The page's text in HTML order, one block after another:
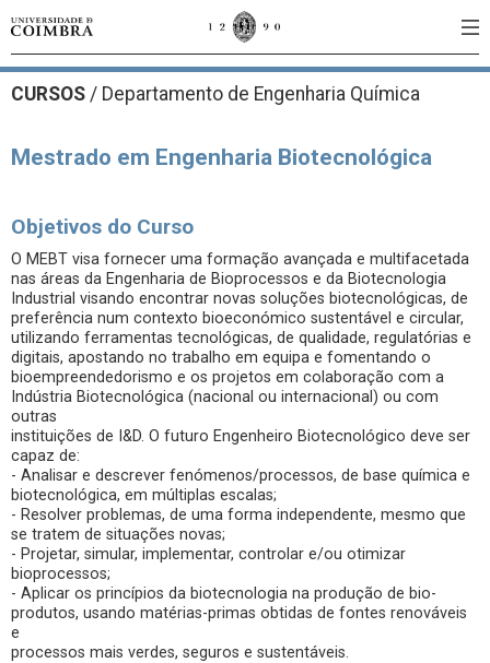
CURSOS / Departamento de Engenharia Química
Mestrado em Engenharia Biotecnológica
Objetivos do Curso
O MEBT visa fornecer uma formação avançada e multifacetada
nas áreas da Engenharia de Bioprocessos e da Biotecnologia
Industrial visando encontrar novas soluções biotecnológicas, de
preferência num contexto bioeconómico sustentável e circular,
utilizando ferramentas tecnológicas, de qualidade, regulatórias e
digitais, apostando no trabalho em equipa e fomentando o
bioempreendedorismo e os projetos em colaboração com a
Indústria Biotecnológica (nacional ou internacional) ou com
outras
instituições de I&D. O futuro Engenheiro Biotecnológico deve ser
capaz de:
- Analisar e descrever fenómenos/processos, de base química e
biotecnológica, em múltiplas escalas;
- Resolver problemas, de uma forma independente, mesmo que
se tratem de situações novas;
- Projetar, simular, implementar, controlar e/ou otimizar
bioprocessos;
- Aplicar os princípios da biotecnologia na produção de bio-
produtos, usando matérias-primas obtidas de fontes renováveis
e
processos mais verdes, seguros e sustentáveis.